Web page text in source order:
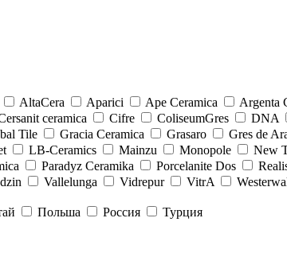
AltaCera Aparici Ape Ceramica Argenta
ceramica Cifre ColiseumGres DNA
Tile Gracia Ceramica Grasaro Gres de
LB-Ceramics Mainzu Monopole New
Paradyz Сeramika Porcelanite Dos
Vallelunga Vidrepur VitrA
Польша Россия
Турция